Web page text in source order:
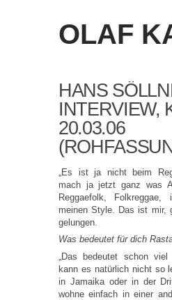
OLAF
HANS
INTERVIEW,
20.03.06
„Es ist ja nicht beim
mach ja jetzt ganz was
Reggaefolk,
meinen Style. Das ist mir,
gelungen.
Was bedeutet für dich
„Das bedeutet schon
kann es natürlich nicht so
in Jamaika oder in der
wohne einfach in einer